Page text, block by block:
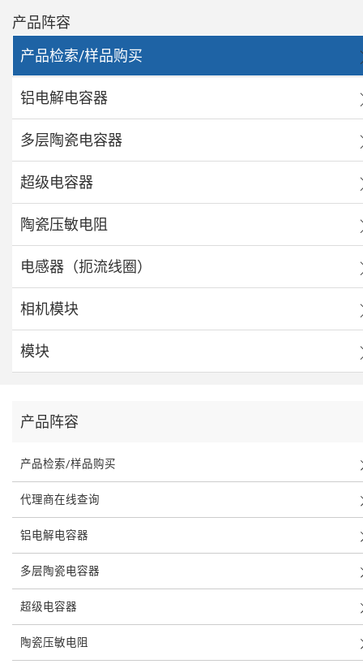
产品阵容
产品检索/样品购买
铝电解电容器
多层陶瓷电容器
超级电容器
陶瓷压敏电阻
电感器（扼流线圈）
相机模块
模块
产品阵容
产品检索/样品购买
代理商在线查询
铝电解电容器
多层陶瓷电容器
超级电容器
陶瓷压敏电阻